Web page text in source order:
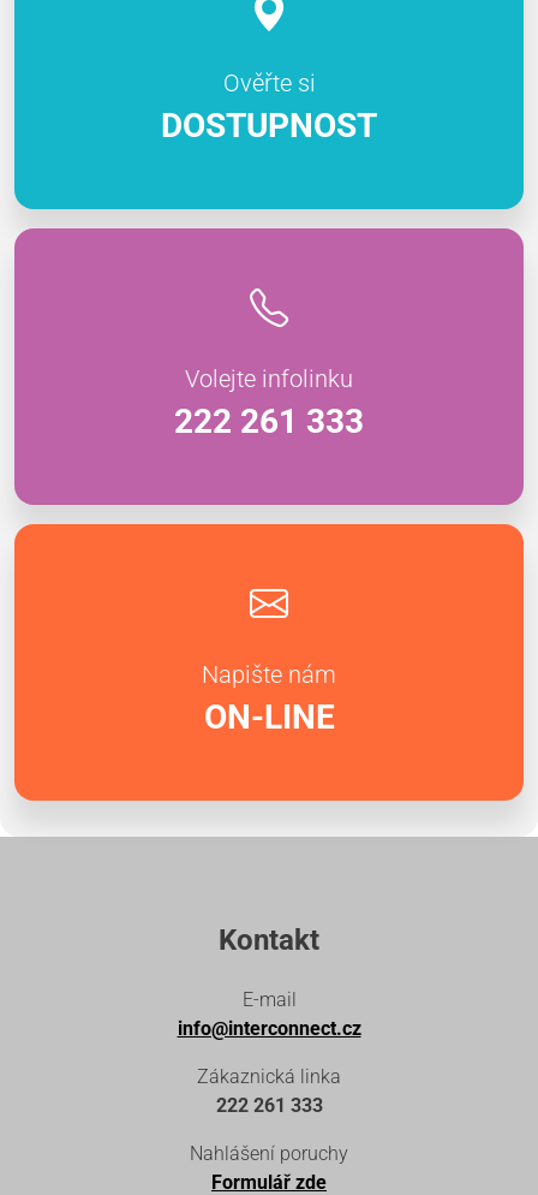
Ověřte si
DOSTUPNOST
Volejte infolinku
222 261 333
Napište nám
ON-LINE
Kontakt
E-mail
info@interconnect.cz
Zákaznická linka
222 261 333
Nahlášení poruchy
Formulář zde